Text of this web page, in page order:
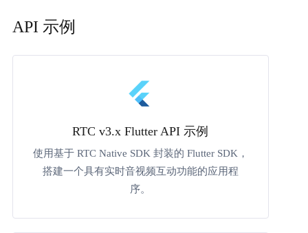
API 示例
RTC v3.x Flutter API 示例
使用基于 RTC Native SDK 封装的 Flutter SDK，
搭建一个具有实时音视频互动功能的应用程
序。